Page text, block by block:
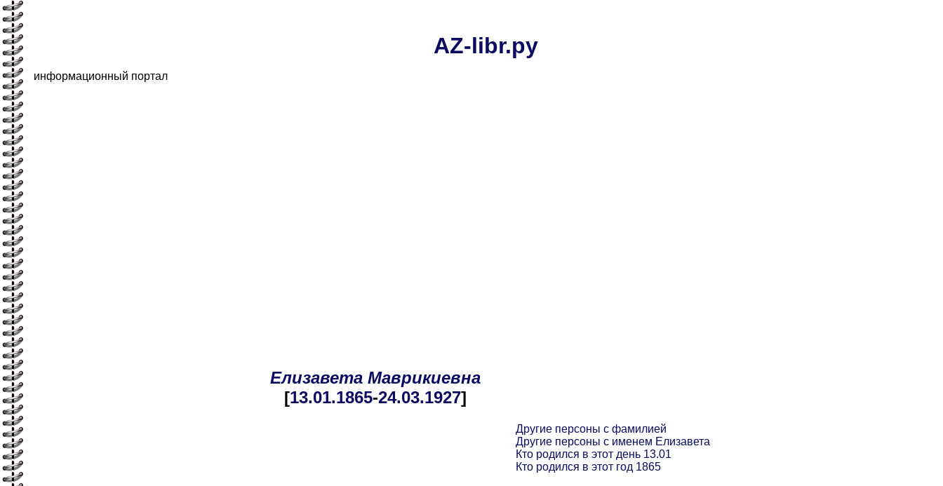
AZ-libr.ру
информационный портал
Елизавета Маврикиевна
[13.01.1865-24.03.1927]
Другие персоны с фамилией
Другие персоны с именем Елизавета
Кто родился в этот день 13.01
Кто родился в этот год 1865